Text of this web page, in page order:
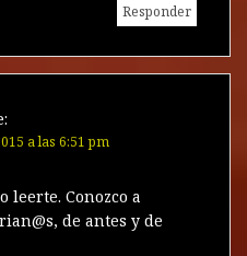
Responder
a las 6:51 pm
leerte. Conozco a
de antes y de